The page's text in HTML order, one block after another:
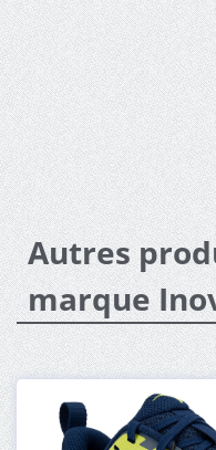
Autres
marque